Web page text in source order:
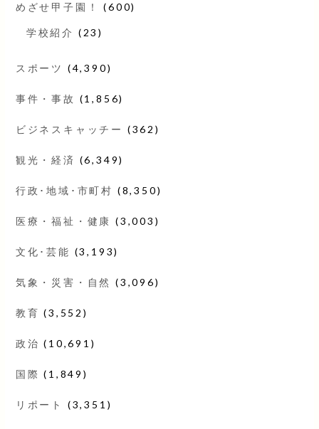
めざせ甲子園！ (600)
学校紹介 (23)
スポーツ (4,390)
事件・事故 (1,856)
ビジネスキャッチー (362)
観光・経済 (6,349)
行政･地域･市町村 (8,350)
医療・福祉・健康 (3,003)
文化･芸能 (3,193)
気象・災害・自然 (3,096)
教育 (3,552)
政治 (10,691)
国際 (1,849)
リポート (3,351)